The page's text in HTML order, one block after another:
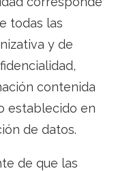
todas las
y de
contenida
establecido en
de datos.
de que las